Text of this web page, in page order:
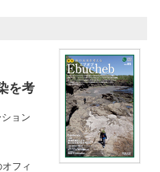
を考
ョン
フィ